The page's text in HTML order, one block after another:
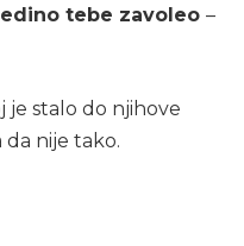
tebe zavoleo –
je stalo do njihove
nije tako.